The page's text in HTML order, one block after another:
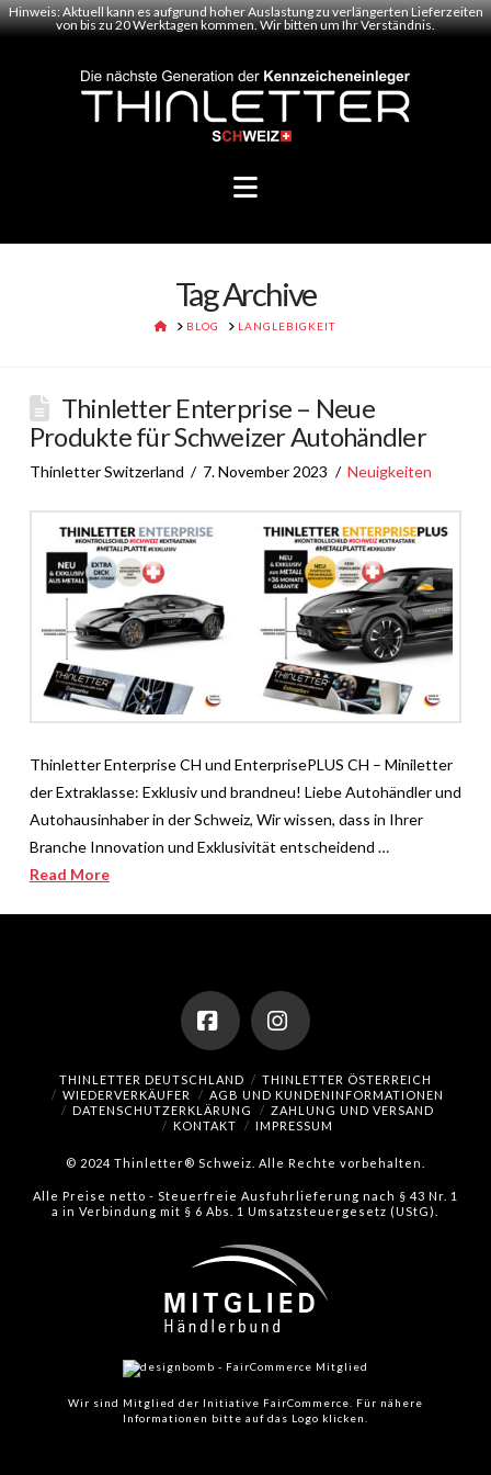
Hinweis: Aktuell kann es aufgrund hoher Auslastung zu verlängerten Lieferzeiten
von bis zu 20 Werktagen kommen. Wir bitten um Ihr Verständnis.
Navigation
Tag Archive
HOME
BLOG LANGLEBIGKEIT
Thinletter Enterprise – Neue
Produkte für Schweizer Autohändler
Thinletter Switzerland 7. November 2023 Neuigkeiten
Thinletter Enterprise CH und EnterprisePLUS CH – Miniletter
der Extraklasse: Exklusiv und brandneu! Liebe Autohändler und
Autohausinhaber in der Schweiz, Wir wissen, dass in Ihrer
Branche Innovation und Exklusivität entscheidend …
Read More
FacebookInstagram
THINLETTER DEUTSCHLAND
THINLETTER ÖSTERREICH
WIEDERVERKÄUFER
AGB UND KUNDENINFORMATIONEN
DATENSCHUTZERKLÄRUNG
ZAHLUNG UND VERSAND
KONTAKT
IMPRESSUM
© 2024 Thinletter® Schweiz. Alle Rechte vorbehalten.
Alle Preise netto - Steuerfreie Ausfuhrlieferung nach § 43 Nr. 1
a in Verbindung mit § 6 Abs. 1 Umsatzsteuergesetz (UStG).
Wir sind Mitglied der Initiative FairCommerce.
Für nähere
Informationen bitte auf das Logo klicken.